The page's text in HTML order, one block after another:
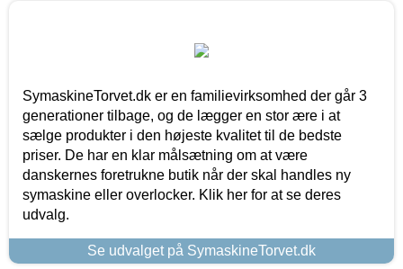
SymaskineTorvet.dk er en familievirksomhed der går 3
generationer tilbage, og de lægger en stor ære i at
sælge produkter i den højeste kvalitet til de bedste
priser. De har en klar målsætning om at være
danskernes foretrukne butik når der skal handles ny
symaskine eller overlocker. Klik her for at se deres
udvalg.
Se udvalget på SymaskineTorvet.dk